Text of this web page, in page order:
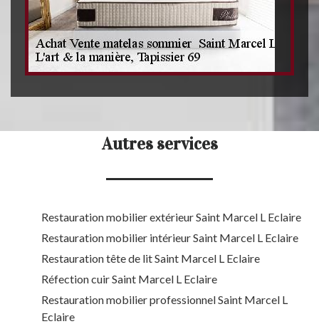
Autres services
Restauration mobilier extérieur Saint Marcel L Eclaire
Restauration mobilier intérieur Saint Marcel L Eclaire
Restauration tête de lit Saint Marcel L Eclaire
Réfection cuir Saint Marcel L Eclaire
Restauration mobilier professionnel Saint Marcel L
Eclaire